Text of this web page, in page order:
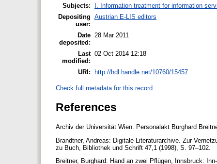
Subjects:
I. Information treatment for information
Depositing
user:
Austrian E-LIS editors
Date
deposited:
28 Mar 2011
Last
modified:
02 Oct 2014 12:18
URI: http://hdl.handle.net/10760/15457
Check full metadata for this record
References
Archiv der Universität Wien: Personalakt Burghard
Brandtner, Andreas: Digitale Literaturarchive. Zur
zu Buch, Bibliothek und Schrift 47,1 (1998), S. 97–102.
Breitner, Burghard: Hand an zwei Pflügen, Innsbruck: